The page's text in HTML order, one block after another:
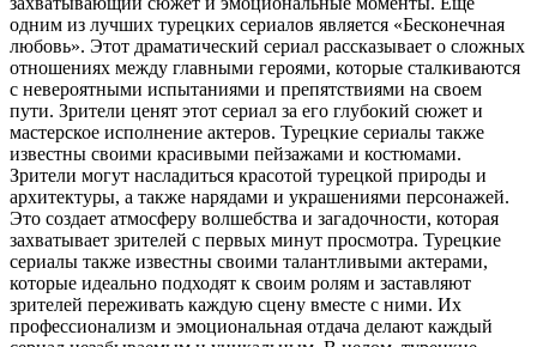
одним из лучших турецких сериалов является «Бесконечная
любовь». Этот драматический сериал рассказывает о сложных
отношениях между главными героями, которые сталкиваются
с невероятными испытаниями и препятствиями на своем
пути. Зрители ценят этот сериал за его глубокий сюжет и
мастерское исполнение актеров. Турецкие сериалы также
известны своими красивыми пейзажами и костюмами.
Зрители могут насладиться красотой турецкой природы и
архитектуры, а также нарядами и украшениями персонажей.
Это создает атмосферу волшебства и загадочности, которая
захватывает зрителей с первых минут просмотра. Турецкие
сериалы также известны своими талантливыми актерами,
которые идеально подходят к своим ролям и заставляют
зрителей переживать каждую сцену вместе с ними. Их
профессионализм и эмоциональная отдача делают каждый